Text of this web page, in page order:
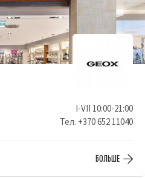
I-VII 10:00-21:00
Тел. +370 652 11040
БОЛЬШЕ